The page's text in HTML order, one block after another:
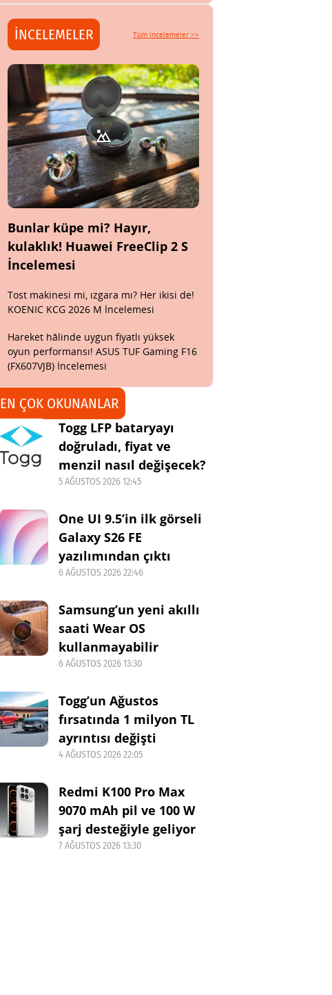
İNCELEMELER Tüm incelemeler >>
Bunlar küpe mi? Hayır,
kulaklık! Huawei FreeClip 2 S
İncelemesi
Tost makinesi mi, ızgara mı? Her ikisi de!
KOENIC KCG 2026 M İncelemesi
Hareket hâlinde uygun fiyatlı yüksek
oyun performansı! ASUS TUF Gaming F16
(FX607VJB) İncelemesi
EN ÇOK OKUNANLAR
Togg LFP bataryayı
doğruladı, fiyat ve
menzil nasıl değişecek?
5 AĞUSTOS 2026 12:45
One UI 9.5’in ilk görseli
Galaxy S26 FE
yazılımından çıktı
6 AĞUSTOS 2026 22:46
Samsung’un yeni akıllı
saati Wear OS
kullanmayabilir
6 AĞUSTOS 2026 13:30
Togg’un Ağustos
fırsatında 1 milyon TL
ayrıntısı değişti
4 AĞUSTOS 2026 22:05
Redmi K100 Pro Max
9070 mAh pil ve 100 W
şarj desteğiyle geliyor
7 AĞUSTOS 2026 13:30